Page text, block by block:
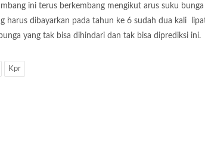
ini terus berkembang mengikut arus suku
harus dibayarkan pada tahun ke 6 sudah dua kali
yang tak bisa dihindari dan tak bisa diprediksi ini.
Kpr